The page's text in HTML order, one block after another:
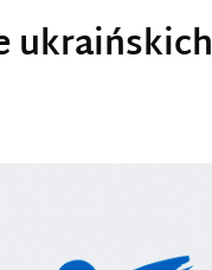
ukraińskich